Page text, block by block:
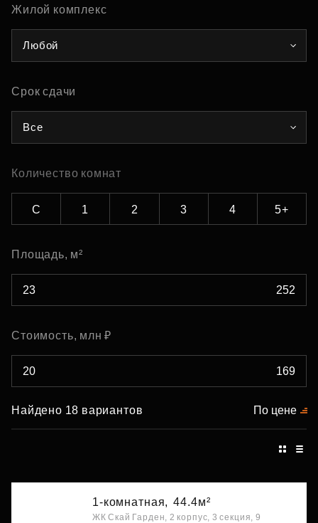
Жилой комплекс
Любой
Срок сдачи
Все
Количество комнат
С 1 2 3 4 5+
Площадь, м²
Стоимость, млн ₽
Найдено 18 вариантов По цене
1-комнатная, 44.4м²
ЖК Скай Гарден, 2 корпус, 3 секция, 9